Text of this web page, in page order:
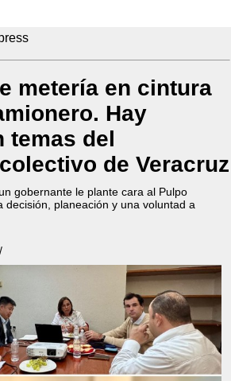
metería en cintura
Hay
temas del
de Veracruz
gobernante le plante cara al Pulpo
decisión, planeación y una voluntad a